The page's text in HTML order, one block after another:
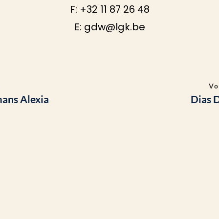
F: +32 11 87 26 48
E: gdw@lgk.be
Alexia Dias